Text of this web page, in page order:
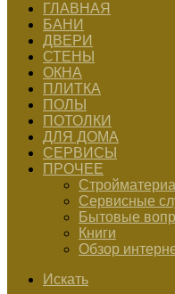
ГЛАВНАЯ
БАНИ
ДВЕРИ
СТЕНЫ
ОКНА
ПЛИТКА
ПОЛЫ
ПОТОЛКИ
ДЛЯ ДОМА
СЕРВИСЫ
ПРОЧЕЕ
Сервисные
Бытовые
Книги
Обзор
Искать